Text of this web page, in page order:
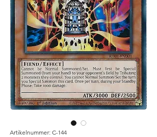
Artikelnummer: C-144